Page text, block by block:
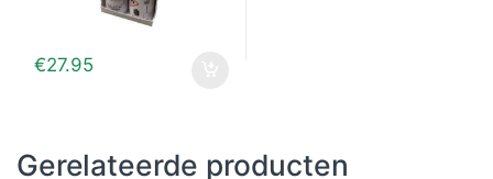
€27.95
Gerelateerde producten